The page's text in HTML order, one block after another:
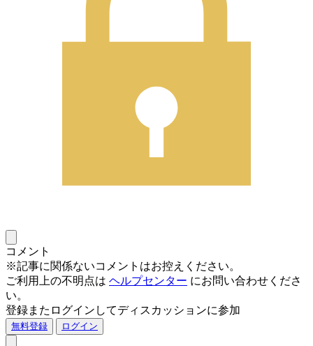
コメント
※記事に関係ないコメントはお控えください。
ご利用上の不明点は ヘルプセンター にお問い合わせくださ
い。
登録またログインしてディスカッションに参加
無料登録 ログイン